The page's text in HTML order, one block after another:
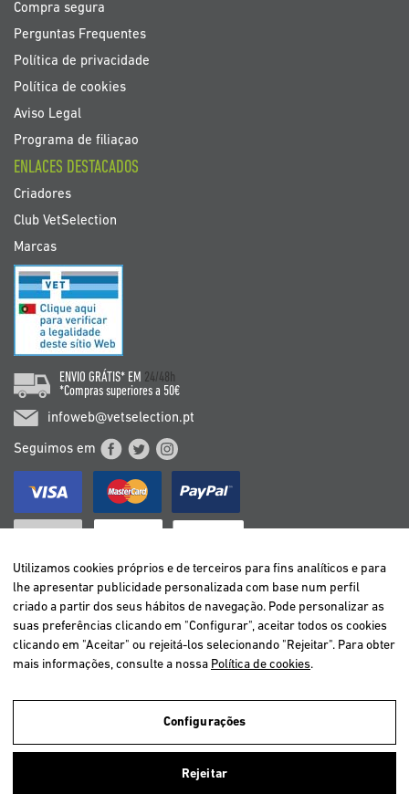
Utilizamos cookies próprios e de terceiros para analisar a navegação
Compra segura
Perguntas Frequentes
Política de privacidade
Política de cookies
Aviso Legal
Programa de filiaçao
ENLACES DESTACADOS
Criadores
Club VetSelection
Marcas
ENVIO GRÁTIS* EM 24/48h
*Compras superiores a 50€
infoweb@vetselection.pt
Seguimos em
BELGIË / BELGIQUE
DEUTSCHLAND
ESPAÑA
ITALIA
NEDERLAND
ÖSTERREICH
Utilizamos cookies próprios e de terceiros para fins analíticos e para
lhe apresentar publicidade personalizada com base num perfil
criado a partir dos seus hábitos de navegação. Pode personalizar as
suas preferências clicando em "Configurar", aceitar todos os cookies
clicando em "Aceitar" ou rejeitá-los selecionando "Rejeitar". Para obter
mais informações, consulte a nossa Política de cookies.
Configurações
Rejeitar